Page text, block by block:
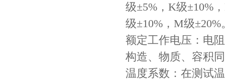
级±5%，K级±10%
级±10%，M级±20%
额定工作电压：电
构造、物质、容积
温度系数：在测试